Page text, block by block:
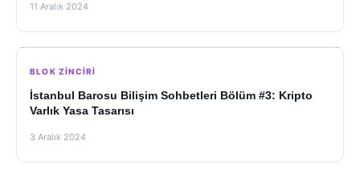
11 Aralık 2024
BLOK ZINCIRI
İstanbul Barosu Bilişim Sohbetleri Bölüm #3: Kripto
Varlık Yasa Tasarısı
3 Aralık 2024